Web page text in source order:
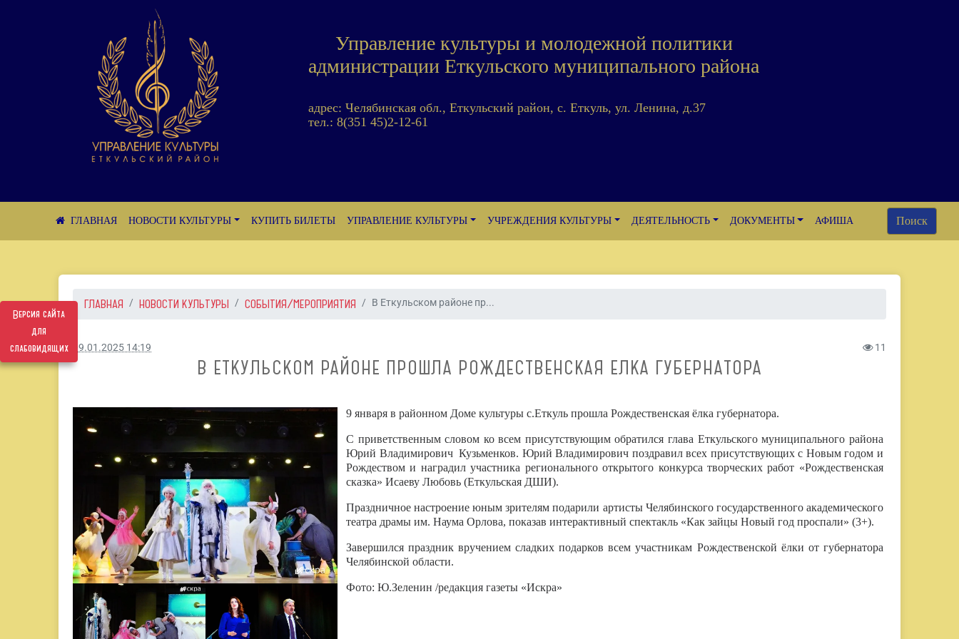
Версия сайта
для
слабовидящих
Управление культуры и молодежной политики
администрации Еткульского муниципального района
адрес: Челябинская обл., Еткульский район, с. Еткуль, ул. Ленина, д.37
тел.: 8(351 45)2-12-61
НОВОСТИ КУЛЬТУРЫ КУПИТЬ БИЛЕТЫ УПРАВЛЕНИЕ КУЛЬТУРЫ УЧРЕЖДЕНИЯ КУЛЬТУРЫ ДЕЯТЕЛЬНОСТЬ ДОКУМЕНТЫ АФИША Поиск
ГЛАВНАЯ НОВОСТИ КУЛЬТУРЫ СОБЫТИЯ/МЕРОПРИЯТИЯ В Еткульском районе пр...
09.01.2025 14:19 11
В ЕТКУЛЬСКОМ РАЙОНЕ ПРОШЛА РОЖДЕСТВЕНСКАЯ ЕЛКА ГУБЕРНАТОРА
9 января в районном Доме культуры с.Еткуль прошла Рождественская ёлка губернатора.
С приветственным словом ко всем присутствующим обратился глава Еткульского муниципального района
Юрий Владимирович Кузьменков. Юрий Владимирович поздравил всех присутствующих с Новым годом и
Рождеством и наградил участника регионального открытого конкурса творческих работ «Рождественская
сказка» Исаеву Любовь (Еткульская ДШИ).
Праздничное настроение юным зрителям подарили артисты Челябинского государственного академического
театра драмы им. Наума Орлова, показав интерактивный спектакль «Как зайцы Новый год проспали» (3+).
Завершился праздник вручением сладких подарков всем участникам Рождественской ёлки от губернатора
Челябинской области.
Фото: Ю.Зеленин /редакция газеты «Искра»